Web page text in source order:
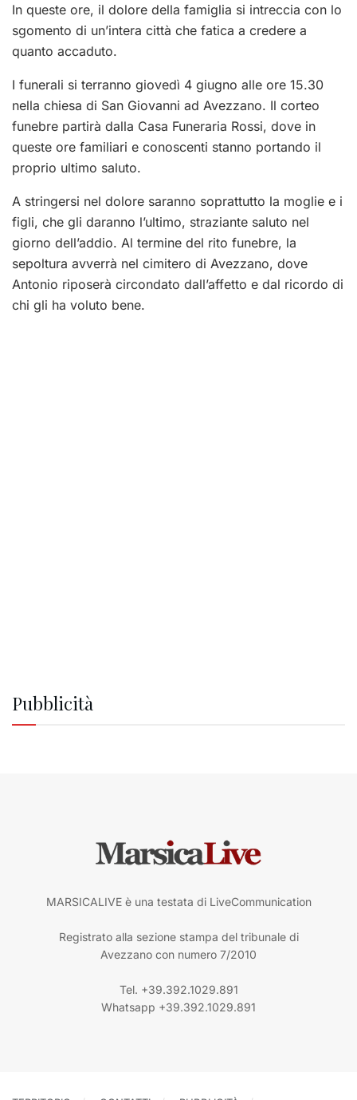
In queste ore, il dolore della famiglia si intreccia con lo
sgomento di un’intera città che fatica a credere a
quanto accaduto.
I funerali si terranno giovedì 4 giugno alle ore 15.30
nella chiesa di San Giovanni ad Avezzano. Il corteo
funebre partirà dalla Casa Funeraria Rossi, dove in
queste ore familiari e conoscenti stanno portando il
proprio ultimo saluto.
A stringersi nel dolore saranno soprattutto la moglie e i
figli, che gli daranno l’ultimo, straziante saluto nel
giorno dell’addio. Al termine del rito funebre, la
sepoltura avverrà nel cimitero di Avezzano, dove
Antonio riposerà circondato dall’affetto e dal ricordo di
chi gli ha voluto bene.
Pubblicità
MARSICALIVE è una testata di LiveCommunication
Registrato alla sezione stampa del tribunale di
Avezzano con numero 7/2010
Tel. +39.392.1029.891
Whatsapp +39.392.1029.891